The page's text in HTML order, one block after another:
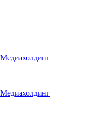
Медиахолдинг
Медиахолдинг